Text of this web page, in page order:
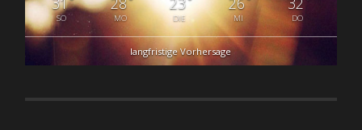
SO MO DIE MI DO
langfristige Vorhersage